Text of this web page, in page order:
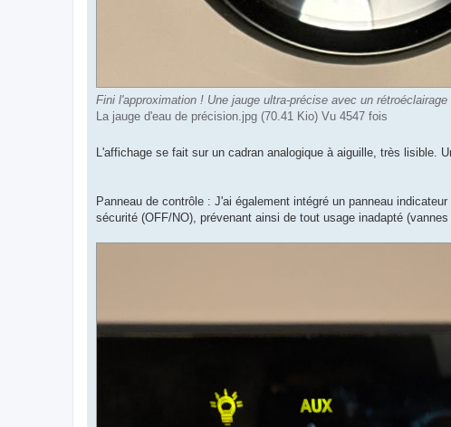
Fini l'approximation ! Une jauge ultra-précise avec un
La jauge d'eau de précision.jpg (70.41 Kio) Vu 4547 fois
L'affichage se fait sur un cadran analogique à aiguille, très lisible.
Panneau de contrôle : J'ai également intégré un panneau
sécurité (OFF/NO), prévenant ainsi de tout usage inadapté